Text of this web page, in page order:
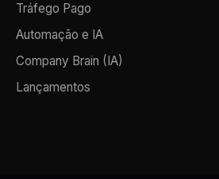
Tráfego Pago
Automação e IA
Company Brain (IA)
Lançamentos